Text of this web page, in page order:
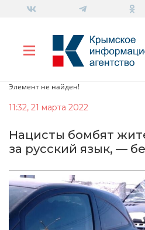
Элемент не найден!
11:32, 21 марта 2022
Нацисты бомбят
за русский язык, —